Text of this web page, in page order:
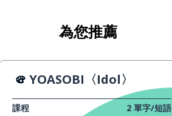
為您推薦
YOASOBI〈Idol〉
課程 2 單字/短語